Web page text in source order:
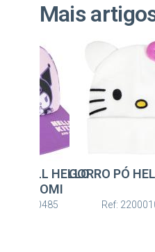
Mais
HELLO KITTY
2200010557
MOCHILA
HELLO
Ref: